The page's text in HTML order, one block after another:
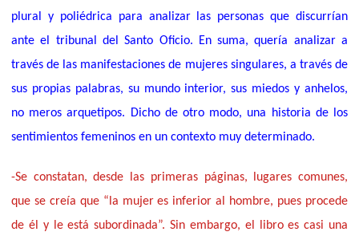
plural y poliédrica para analizar las personas que discurrían
ante el tribunal del Santo Oficio. En suma, quería analizar a
través de las manifestaciones de mujeres singulares, a través de
sus propias palabras, su mundo interior, sus miedos y anhelos,
no meros arquetipos. Dicho de otro modo, una historia de los
sentimientos femeninos en un contexto muy determinado.
-Se constatan, desde las primeras páginas, lugares comunes,
que se creía que “la mujer es inferior al hombre, pues procede
de él y le está subordinada”. Sin embargo, el libro es casi una